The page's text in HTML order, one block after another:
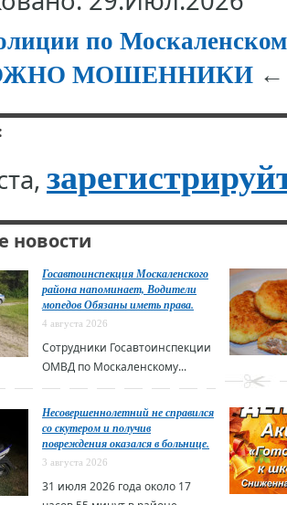
по
МОШЕННИКИ ←
новости
Госавтоинспекция Москаленского
района напоминает, Водители
мопедов Обязаны иметь права.
4 августа 2026
Сотрудники Госавтоинспекции
ОМВД по Москаленскому...
Несовершеннолетний не справился
со скутером и получив
повреждения оказался в больнице.
3 августа 2026
31 июля 2026 года около 17